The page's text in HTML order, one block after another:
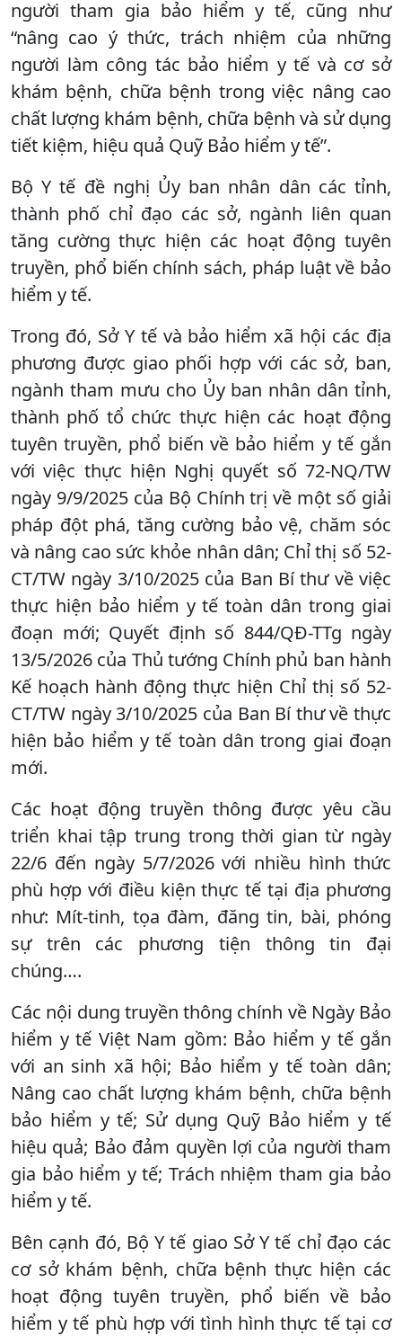
người tham gia bảo hiểm y tế, cũng như
“nâng cao ý thức, trách nhiệm của những
người làm công tác bảo hiểm y tế và cơ sở
khám bệnh, chữa bệnh trong việc nâng cao
chất lượng khám bệnh, chữa bệnh và sử dụng
tiết kiệm, hiệu quả Quỹ Bảo hiểm y tế”.
Bộ Y tế đề nghị Ủy ban nhân dân các tỉnh,
thành phố chỉ đạo các sở, ngành liên quan
tăng cường thực hiện các hoạt động tuyên
truyền, phổ biến chính sách, pháp luật về bảo
hiểm y tế.
Trong đó, Sở Y tế và bảo hiểm xã hội các địa
phương được giao phối hợp với các sở, ban,
ngành tham mưu cho Ủy ban nhân dân tỉnh,
thành phố tổ chức thực hiện các hoạt động
tuyên truyền, phổ biến về bảo hiểm y tế gắn
với việc thực hiện Nghị quyết số 72-NQ/TW
ngày 9/9/2025 của Bộ Chính trị về một số giải
pháp đột phá, tăng cường bảo vệ, chăm sóc
và nâng cao sức khỏe nhân dân; Chỉ thị số 52-
CT/TW ngày 3/10/2025 của Ban Bí thư về việc
thực hiện bảo hiểm y tế toàn dân trong giai
đoạn mới; Quyết định số 844/QĐ-TTg ngày
13/5/2026 của Thủ tướng Chính phủ ban hành
Kế hoạch hành động thực hiện Chỉ thị số 52-
CT/TW ngày 3/10/2025 của Ban Bí thư về thực
hiện bảo hiểm y tế toàn dân trong giai đoạn
mới.
Các hoạt động truyền thông được yêu cầu
triển khai tập trung trong thời gian từ ngày
22/6 đến ngày 5/7/2026 với nhiều hình thức
phù hợp với điều kiện thực tế tại địa phương
như: Mít-tinh, tọa đàm, đăng tin, bài, phóng
sự trên các phương tiện thông tin đại
chúng….
Các nội dung truyền thông chính về Ngày Bảo
hiểm y tế Việt Nam gồm: Bảo hiểm y tế gắn
với an sinh xã hội; Bảo hiểm y tế toàn dân;
Nâng cao chất lượng khám bệnh, chữa bệnh
bảo hiểm y tế; Sử dụng Quỹ Bảo hiểm y tế
hiệu quả; Bảo đảm quyền lợi của người tham
gia bảo hiểm y tế; Trách nhiệm tham gia bảo
hiểm y tế.
Bên cạnh đó, Bộ Y tế giao Sở Y tế chỉ đạo các
cơ sở khám bệnh, chữa bệnh thực hiện các
hoạt động tuyên truyền, phổ biến về bảo
hiểm y tế phù hợp với tình hình thực tế tại cơ